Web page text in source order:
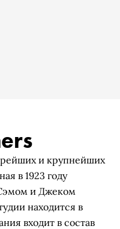
и крупнейших
в 1923 году
и Джеком
находится в
входит в состав